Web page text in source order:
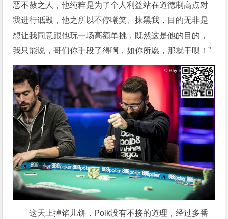
恶不赦之人，他纯粹是为了个人利益站在道德制高点对
我进行诋毁，他之所以不停嘲笑、抹黑我，目的无非是
想让我同意跟他玩一场高额单挑，既然这是他的目的，
我只能说，哥们你手段了得啊，如你所愿，那就干呗！”
这天上掉馅儿饼，Polk没有不接的道理，经过多番